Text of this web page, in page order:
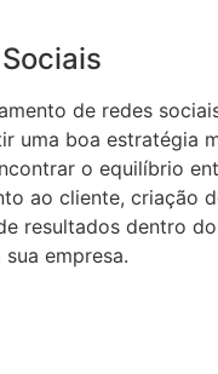
de redes
uma boa estratégia
o equilíbrio
ao cliente, criação
resultados dentro
empresa.